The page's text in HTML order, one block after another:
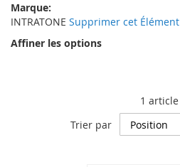
1 article
Trier par
Marque
INTRATONE Supprimer cet Élément
Affiner les options